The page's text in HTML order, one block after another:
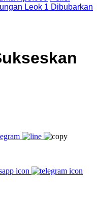
Leok 1 Dibubarkan